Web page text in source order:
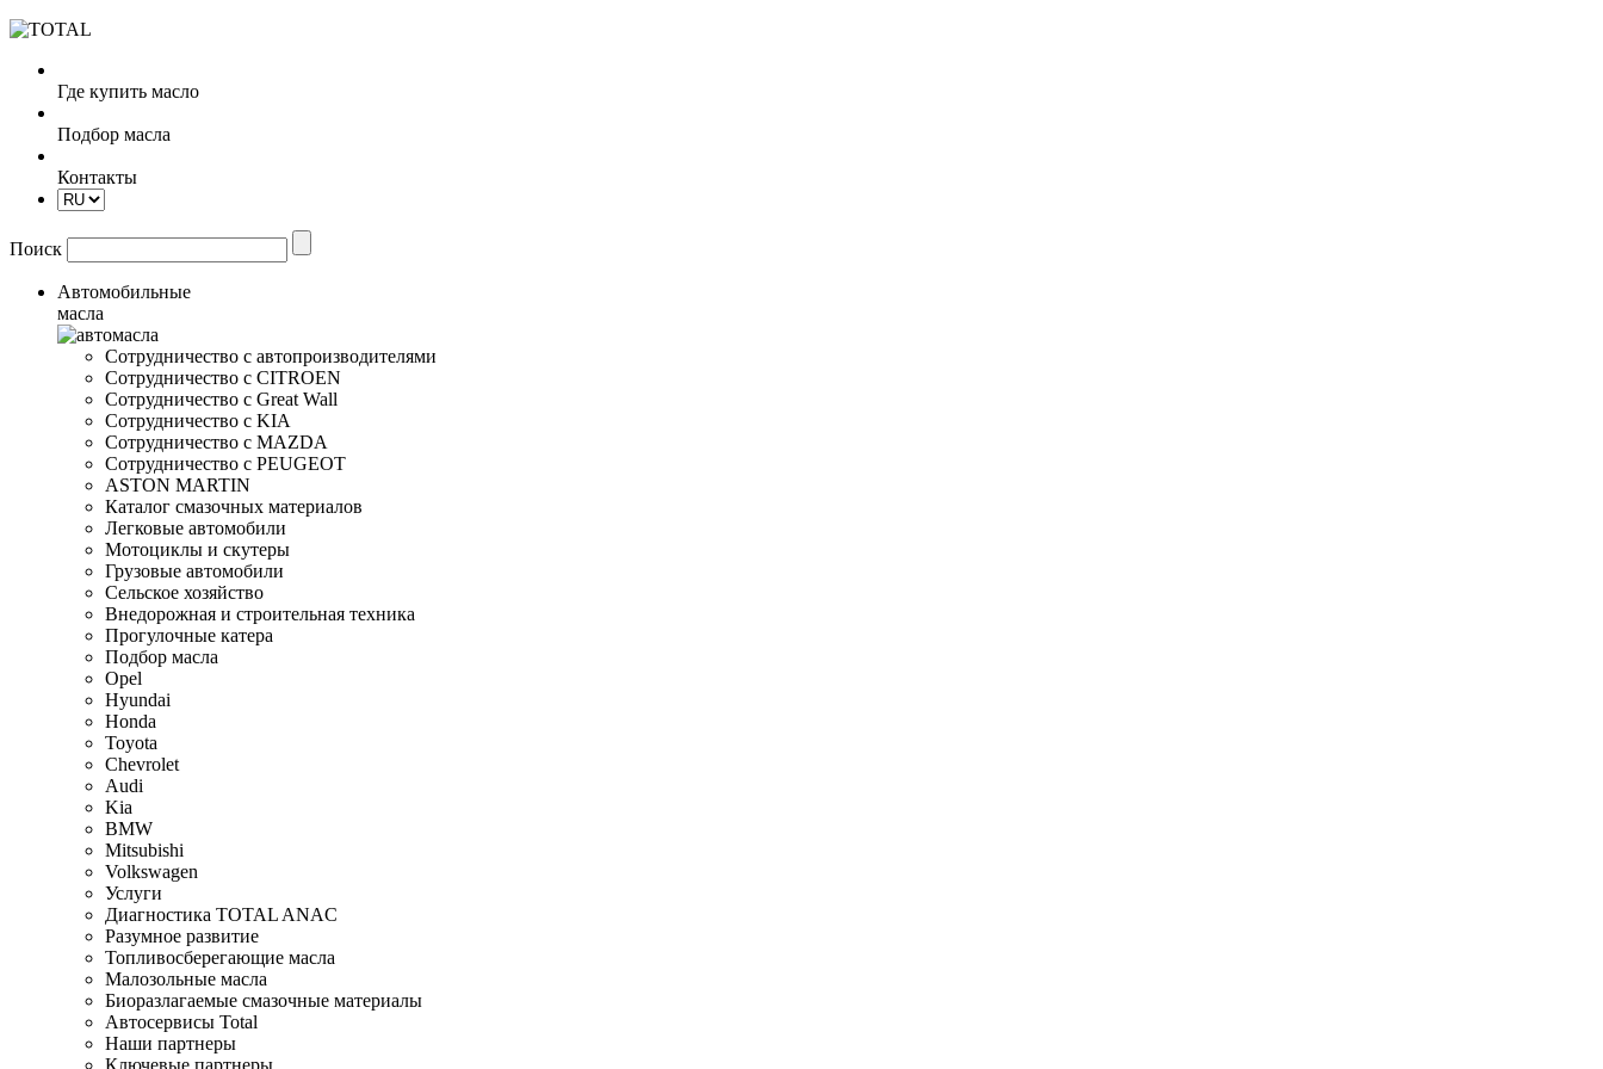
Где купить масло
Подбор масла
Контакты
Поиск
Автомобильные
масла
Сотрудничество с автопроизводителями
Сотрудничество с CITROEN
Сотрудничество с Great Wall
Сотрудничество с KIA
Сотрудничество с MAZDA
Сотрудничество с PEUGEOT
ASTON MARTIN
Каталог смазочных материалов
Легковые автомобили
Мотоциклы и скутеры
Грузовые автомобили
Сельское хозяйство
Внедорожная и строительная техника
Прогулочные катера
Подбор масла
Opel
Hyundai
Honda
Toyota
Chevrolet
Audi
Kia
BMW
Mitsubishi
Volkswagen
Услуги
Диагностика TOTAL ANAC
Разумное развитие
Топливосберегающие масла
Малозольные масла
Биоразлагаемые смазочные материалы
Автосервисы Total
Наши партнеры
Ключевые партнеры